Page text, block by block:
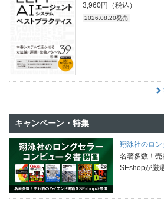
3,960円（税込）
2026.08.20発売
キャンペーン・特集
翔泳社のロ
名著多数！
SEshopが厳